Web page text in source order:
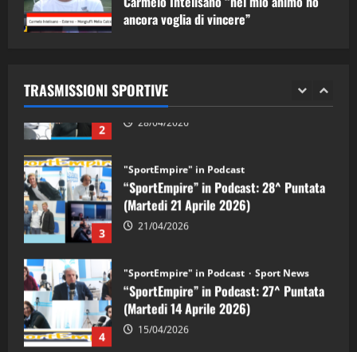
ancora voglia di vincere”
TRASMISSIONI SPORTIVE
2 28/04/2026
3
(Martedi 21 Aprile 2026)
21/04/2026
4
(Martedi 14 Aprile 2026)
15/04/2026